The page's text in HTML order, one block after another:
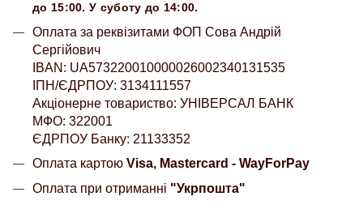
до 15:00. У суботу до 14:00.
Оплата за реквізитами ФОП Сова Андрій
Сергійович
IBAN: UA573220010000026002340131535
ІПН/ЄДРПОУ: 3134111557
Акціонерне товариство: УНІВЕРСАЛ БАНК
МФО: 322001
ЄДРПОУ Банку: 21133352
Оплата картою Visa, Mastercard - WayForPay
Оплата при отриманні "Укрпошта"